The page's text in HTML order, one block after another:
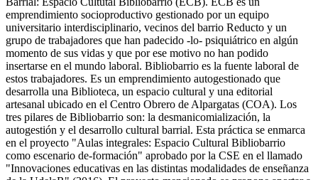
emprendimiento socioproductivo gestionado por un equipo
universitario interdisciplinario, vecinos del barrio Reducto y un
grupo de trabajadores que han padecido -lo- psiquiátrico en algún
momento de sus vidas y que por ese motivo no han podido
insertarse en el mundo laboral. Bibliobarrio es la fuente laboral de
estos trabajadores. Es un emprendimiento autogestionado que
desarrolla una Biblioteca, un espacio cultural y una editorial
artesanal ubicado en el Centro Obrero de Alpargatas (COA). Los
tres pilares de Bibliobarrio son: la desmanicomialización, la
autogestión y el desarrollo cultural barrial. Esta práctica se enmarca
en el proyecto "Aulas integrales: Espacio Cultural Bibliobarrio
como escenario de-formación" aprobado por la CSE en el llamado
"Innovaciones educativas en las distintas modalidades de enseñanza